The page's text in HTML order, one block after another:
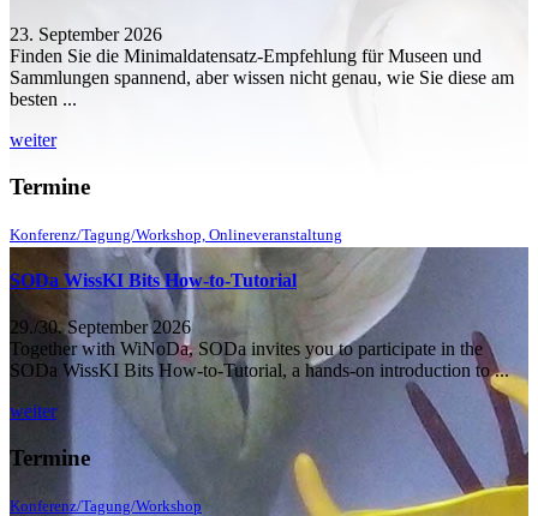
23. September 2026
Finden Sie die Minimaldatensatz-Empfehlung für Museen und
Sammlungen spannend, aber wissen nicht genau, wie Sie diese am
besten ...
weiter
Termine
Konferenz/Tagung/Workshop, Onlineveranstaltung
SODa WissKI Bits How-to-Tutorial
29./30. September 2026
Together with WiNoDa, SODa invites you to participate in the
SODa WissKI Bits How-to-Tutorial, a hands-on introduction to ...
weiter
Termine
Konferenz/Tagung/Workshop